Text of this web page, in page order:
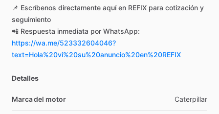
📌 Escríbenos directamente aquí en REFIX para cotización y
seguimiento
📲 Respuesta inmediata por WhatsApp:
https://wa.me/523332604046?
text=Hola%20vi%20su%20anuncio%20en%20REFIX
Detalles
Marca del motor Caterpillar